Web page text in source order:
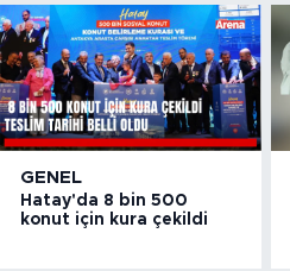
GENEL
Hatay'da 8 bin 500
konut için kura çekildi